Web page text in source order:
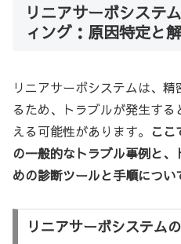
リニアサーボシステ
ィング：原因特定と
リニアサーボシステムは、
るため、トラブルが発生す
える可能性があります。 ここ
の一般的なトラブル事例と
めの診断ツールと手順につい
リニアサーボシステム